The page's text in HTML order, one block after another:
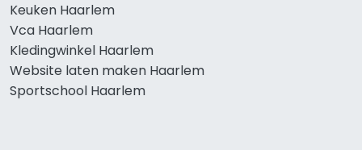
Keuken Haarlem
Vca Haarlem
Kledingwinkel Haarlem
Website laten maken Haarlem
Sportschool Haarlem